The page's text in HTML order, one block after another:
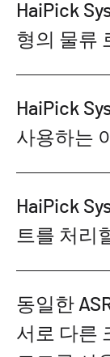
HaiPick
형의 물류
HaiPick
사용하는
HaiPick
트를 처리
동일한
서로 다른